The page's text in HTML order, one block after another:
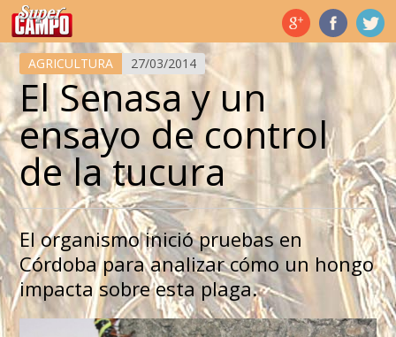
Temas de hoy
AGRICULTURA 27/03/2014
El Senasa y un
ensayo de control
de la tucura
El organismo inició pruebas en
Córdoba para analizar cómo un hongo
impacta sobre esta plaga.